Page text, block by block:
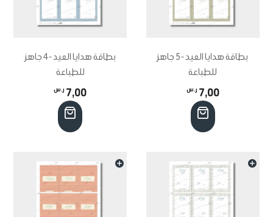
بطاقة هدايا العيد -5 جاهز
للطباعة
7,00 ر.س
بطاقة هدايا العيد -4 جاهز
للطباعة
7,00 ر.س